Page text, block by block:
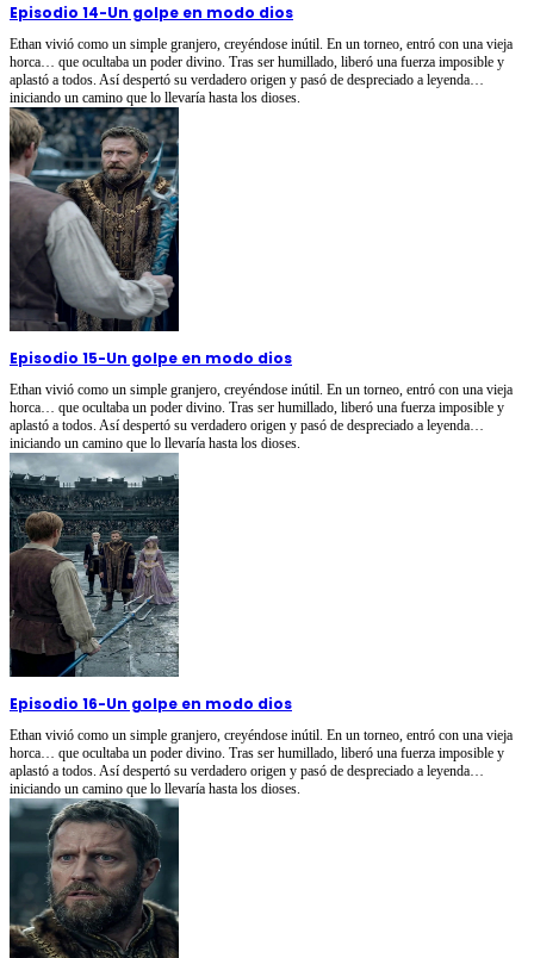
Episodio 14-Un golpe en modo dios
Ethan vivió como un simple granjero, creyéndose inútil. En un torneo, entró con una vieja
horca… que ocultaba un poder divino. Tras ser humillado, liberó una fuerza imposible y
aplastó a todos. Así despertó su verdadero origen y pasó de despreciado a leyenda…
iniciando un camino que lo llevaría hasta los dioses.
Episodio 15-Un golpe en modo dios
Ethan vivió como un simple granjero, creyéndose inútil. En un torneo, entró con una vieja
horca… que ocultaba un poder divino. Tras ser humillado, liberó una fuerza imposible y
aplastó a todos. Así despertó su verdadero origen y pasó de despreciado a leyenda…
iniciando un camino que lo llevaría hasta los dioses.
Episodio 16-Un golpe en modo dios
Ethan vivió como un simple granjero, creyéndose inútil. En un torneo, entró con una vieja
horca… que ocultaba un poder divino. Tras ser humillado, liberó una fuerza imposible y
aplastó a todos. Así despertó su verdadero origen y pasó de despreciado a leyenda…
iniciando un camino que lo llevaría hasta los dioses.